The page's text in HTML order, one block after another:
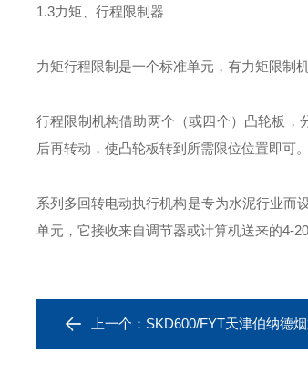
1.3力矩、行程限制器
力矩行程限制是一个标准单元，有力矩限制
行程限制机构借助两个（或四个）凸轮板
后再转动，使凸轮板转到所需限位位置即可。
系列多回转电动执行机构是专为水泥行业而
单元，它接收来自调节器或计算机送来的4-
上一个： SKD600/FYT天津伯纳德烟通风耐腐